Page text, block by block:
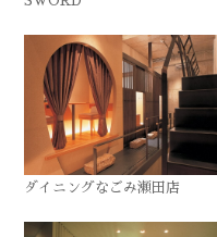
ダイニングなごみ瀬田店